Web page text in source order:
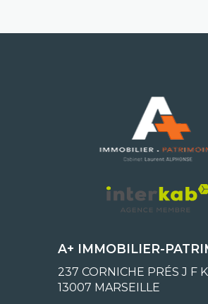
A+ IMMOBILIER-
237 CORNICHE PRÉS J F
13007 MARSEILLE